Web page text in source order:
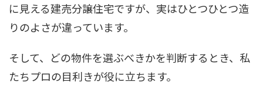
に見える建売分譲住宅ですが、実はひとつひとつ造
りのよさが違っています。
そして、どの物件を選ぶべきかを判断するとき、私
たちプロの目利きが役に立ちます。